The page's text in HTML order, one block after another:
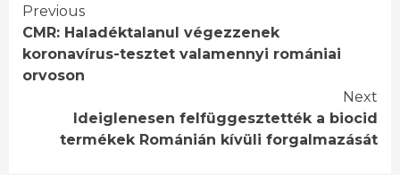
Continue
Reading
Previous
CMR: Haladéktalanul végezzenek
koronavírus-tesztet valamennyi romániai
orvoson
Next
Ideiglenesen felfüggesztették a biocid
termékek Románián kívüli forgalmazását